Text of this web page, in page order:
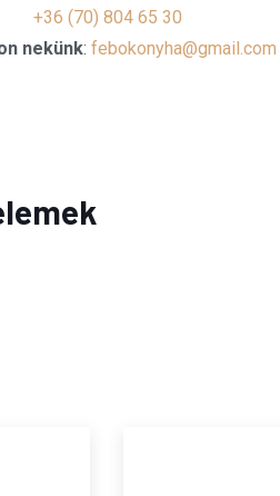
+36 (70) 804 65 30
nekünk: febokonyha@gmail.com